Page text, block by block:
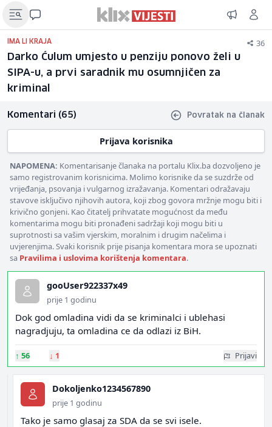
IMA LI KRAJA 36
Darko Ćulum umjesto u penziju ponovo želi u
SIPA-u, a prvi saradnik mu osumnjičen za
kriminal
Komentari (65) Povratak na članak
Prijava korisnika
NAPOMENA: Komentarisanje članaka na portalu Klix.ba dozvoljeno je
samo registrovanim korisnicima. Molimo korisnike da se suzdrže od
vrijeđanja, psovanja i vulgarnog izražavanja. Komentari odražavaju
stavove isključivo njihovih autora, koji zbog govora mržnje mogu biti i
krivično gonjeni. Kao čitatelj prihvatate mogućnost da među
komentarima mogu biti pronađeni sadržaji koji mogu biti u
suprotnosti sa vašim vjerskim, moralnim i drugim načelima i
uvjerenjima. Svaki korisnik prije pisanja komentara mora se upoznati
sa Pravilima i uslovima korištenja komentara.
gooUser922337x49
prije 1 godinu
Dok god omladina vidi da se kriminalci i ublehasi
nagradjuju, ta omladina ce da odlazi iz BiH.
↑ 56 ↓ 1 Prijavi
Dokoljenko1234567890
prije 1 godinu
Tako je samo glasaj za SDA da se svi isele.